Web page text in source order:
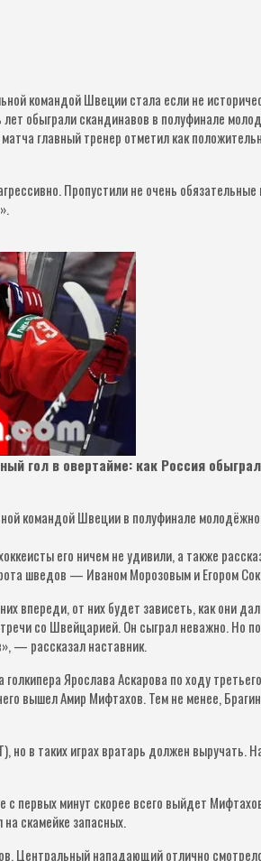
командой Швеции стала если не
обыграли скандинавов в полуфинале
главный тренер отметил как
Пропустили не очень
гол в овертайме: как Россия
командой Швеции в полуфинале
его ничем не удивили, а также
шведов — Иваном Морозовым и Егором
впереди, от них будет зависеть, как они
со Швейцарией. Он сыграл неважно. Но
— рассказал наставник.
Ярослава Аскарова по ходу
вышел Амир Мифтахов. Тем не менее,
но в таких играх вратарь должен
с первых минут скорее всего выйдет
скамейке запасных.
Центральный нападающий отлично